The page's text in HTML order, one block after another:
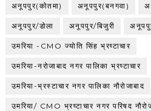
अनूपपुर(कोतमा) अनूपपुर(बनगवा)
अनूपपुर/डोला अनूपपुर/बिजुरी
उमरिया -CMO ज्योति सिंह भ्रष्टाचार
उमरिया-नरोजाबाद नगर पालिका भ्रष्टाचार
उमरिया-भ्रस्टाचार नगर पालिका नौरोजाबाद
उमरिया/ CMO भ्रष्टाचार नगर परिषद